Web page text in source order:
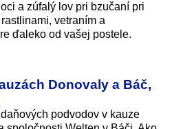
a zúfalý lov pri bzučaní pri
vetraním a
ďaleko od vašej postele.
Donovaly a Báč,
podvodov v kauze